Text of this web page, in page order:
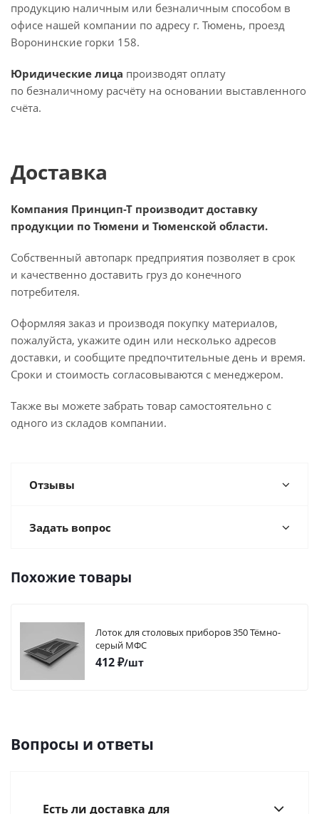
продукцию наличным или безналичным способом в
офисе нашей компании по адресу г. Тюмень, проезд
Воронинские горки 158.
Юридические лица производят оплату
по безналичному расчёту на основании выставленного
счёта.
Доставка
Компания Принцип-Т производит доставку
продукции по Тюмени и Тюменской области.
Собственный автопарк предприятия позволяет в срок
и качественно доставить груз до конечного
потребителя.
Оформляя заказ и производя покупку материалов,
пожалуйста, укажите один или несколько адресов
доставки, и сообщите предпочтительные день и время.
Сроки и стоимость согласовываются с менеджером.
Также вы можете забрать товар самостоятельно с
одного из складов компании.
Отзывы
Задать вопрос
Похожие товары
Лоток для столовых приборов 350 Тёмно-
серый МФС
412₽/шт
Вопросы и ответы
Есть ли доставка для